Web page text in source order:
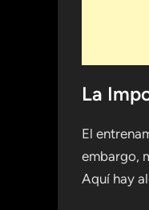
La
El
embargo,
Aquí hay